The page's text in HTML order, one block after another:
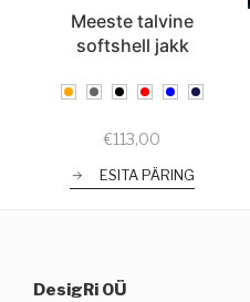
Meeste talvine
softshell jakk
€113,00
ESITA PÄRING
DesigRi OÜ